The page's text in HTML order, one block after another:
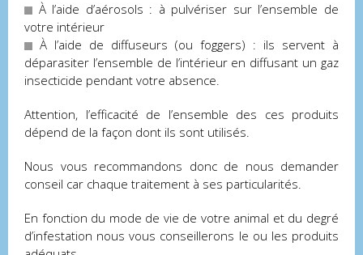
À l’aide d’aérosols : à pulvériser sur l’ensemble de
votre intérieur
À l’aide de diffuseurs (ou foggers) : ils servent à
déparasiter l’ensemble de l’intérieur en diffusant un gaz
insecticide pendant votre absence.
Attention, l’efficacité de l’ensemble des ces produits
dépend de la façon dont ils sont utilisés.
Nous vous recommandons donc de nous demander
conseil car chaque traitement à ses particularités.
En fonction du mode de vie de votre animal et du degré
d’infestation nous vous conseillerons le ou les produits